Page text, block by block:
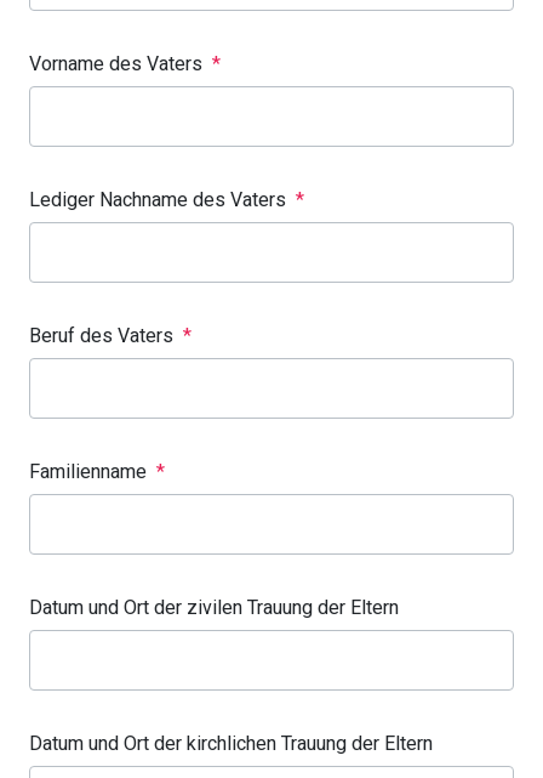
Vorname des Vaters *
Lediger Nachname des Vaters *
Beruf des Vaters *
Familienname *
Datum und Ort der zivilen Trauung der Eltern
Datum und Ort der kirchlichen Trauung der Eltern